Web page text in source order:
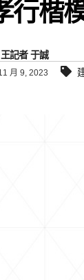
行楷
王記者 于誠
月 9, 2023